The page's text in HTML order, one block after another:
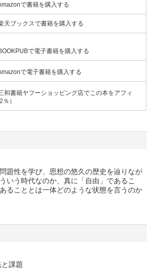
で書籍を購入する
天ブックスで書籍を購入する
で電子書籍を購入する
で電子書籍を購入する
和書籍ヤフーショッピング店でこの本をアフィ
）
題性を学び、思想の悠久の歴史を辿りなが
いう時代なのか、真に「自由」であるこ
ることとは一体どのような状態を言うのか
課題